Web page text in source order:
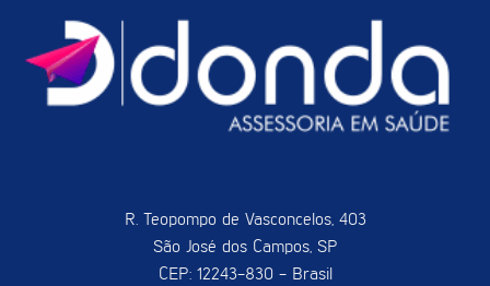
R. Teopompo de Vasconcelos, 403
São José dos Campos, SP
CEP: 12243-830 - Brasil